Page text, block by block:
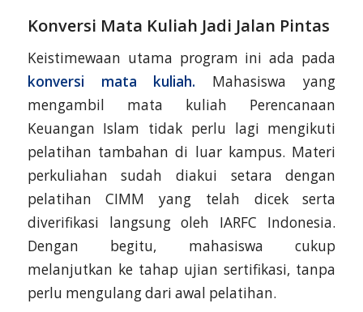
Konversi Mata Kuliah Jadi Jalan Pintas
Keistimewaan utama program ini ada pada
konversi mata kuliah. Mahasiswa yang
mengambil mata kuliah Perencanaan
Keuangan Islam tidak perlu lagi mengikuti
pelatihan tambahan di luar kampus. Materi
perkuliahan sudah diakui setara dengan
pelatihan CIMM yang telah dicek serta
diverifikasi langsung oleh IARFC Indonesia.
Dengan begitu, mahasiswa cukup
melanjutkan ke tahap ujian sertifikasi, tanpa
perlu mengulang dari awal pelatihan.